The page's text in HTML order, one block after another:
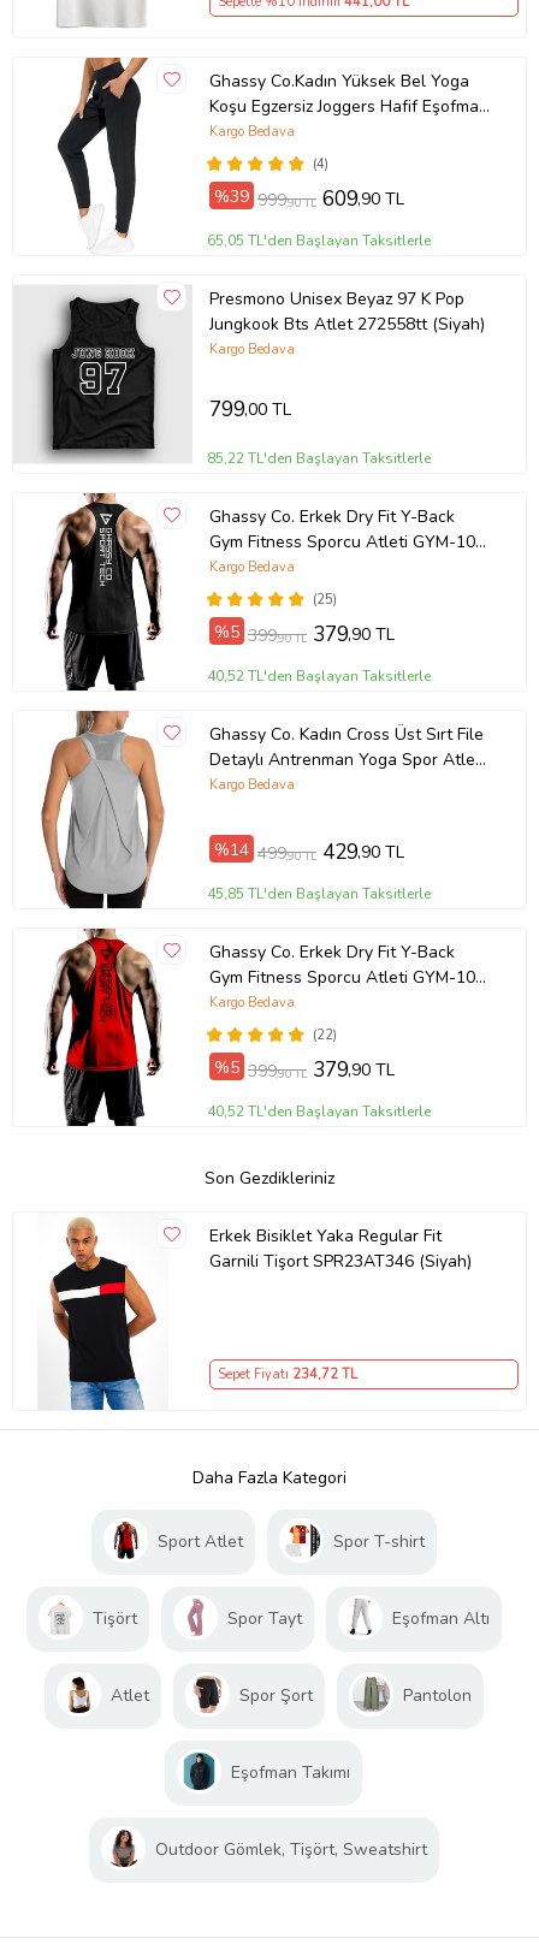
Ghassy Co.Kadın Yüksek Bel Yoga
Koşu Egzersiz Joggers Hafif Eşofman
Altı
(4)
Kargo Bedava
%39 999,90 TL 609,90 TL
65,05 TL'den Başlayan Taksitlerle
Presmono Unisex Beyaz 97 K Pop
Jungkook Bts Atlet 272558tt (Siyah)
Kargo Bedava
799,00 TL
85,22 TL'den Başlayan Taksitlerle
Ghassy Co. Erkek Dry Fit Y-Back
Gym Fitness Sporcu Atleti GYM-101
(Siyah)
(25)
Kargo Bedava
%5 399,90 TL 379,90 TL
40,52 TL'den Başlayan Taksitlerle
Ghassy Co. Kadın Cross Üst Sırt File
Detaylı Antrenman Yoga Spor Atlet
Tank Tops 1783 (Açık Gri)
Kargo Bedava
%14 499,90 TL 429,90 TL
45,85 TL'den Başlayan Taksitlerle
Ghassy Co. Erkek Dry Fit Y-Back
Gym Fitness Sporcu Atleti GYM-101
(Kırmızı)
(22)
Kargo Bedava
%5 399,90 TL 379,90 TL
40,52 TL'den Başlayan Taksitlerle
Son Gezdikleriniz
Erkek Bisiklet Yaka Regular Fit
Garnili Tişort SPR23AT346 (Siyah)
Sepet Fiyatı 234,72 TL
Daha Fazla Kategori
Sport Atlet Spor T-shirt
Tişört Spor Tayt Eşofman Altı
Atlet Spor Şort Pantolon
Eşofman Takımı
Outdoor Gömlek, Tişört, Sweatshirt